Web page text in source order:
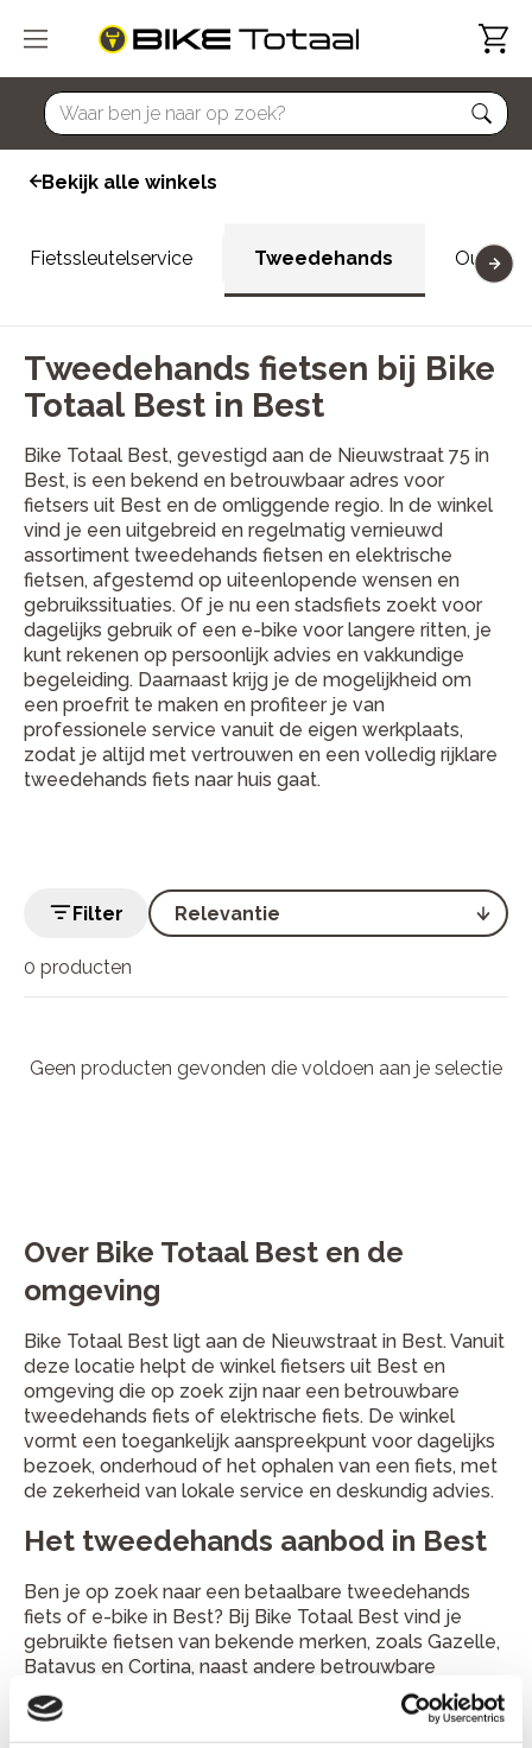
home
Bekijk alle winkels
Fietssleutelservice Tweedehands Outlet
Tweedehands fietsen bij Bike
Totaal Best in Best
Bike Totaal Best, gevestigd aan de Nieuwstraat 75 in
Best, is een bekend en betrouwbaar adres voor
fietsers uit Best en de omliggende regio. In de winkel
vind je een uitgebreid en regelmatig vernieuwd
assortiment tweedehands fietsen en elektrische
fietsen, afgestemd op uiteenlopende wensen en
gebruikssituaties. Of je nu een stadsfiets zoekt voor
dagelijks gebruik of een e-bike voor langere ritten, je
kunt rekenen op persoonlijk advies en vakkundige
begeleiding. Daarnaast krijg je de mogelijkheid om
een proefrit te maken en profiteer je van
professionele service vanuit de eigen werkplaats,
zodat je altijd met vertrouwen en een volledig rijklare
tweedehands fiets naar huis gaat.
0 producten
Filter
Geen producten gevonden die voldoen aan je selectie
Over Bike Totaal Best en de
omgeving
Bike Totaal Best ligt aan de Nieuwstraat in Best. Vanuit
deze locatie helpt de winkel fietsers uit Best en
omgeving die op zoek zijn naar een betrouwbare
tweedehands fiets of elektrische fiets. De winkel
vormt een toegankelijk aanspreekpunt voor dagelijks
bezoek, onderhoud of het ophalen van een fiets, met
de zekerheid van lokale service en deskundig advies.
Het tweedehands aanbod in Best
Ben je op zoek naar een betaalbare tweedehands
fiets of e-bike in Best? Bij Bike Totaal Best vind je
gebruikte fietsen van bekende merken, zoals Gazelle,
Batavus en Cortina, naast andere betrouwbare
fietsmerken. Het assortiment bestaat onder andere uit
stadsfietsen, kinderfietsen en tweedehands
elektrische fietsen.